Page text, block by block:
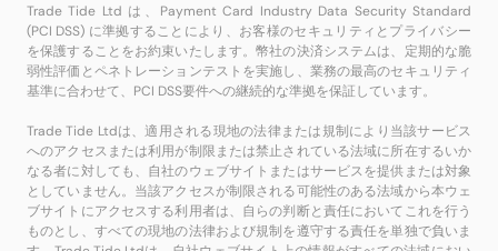
Trade Tide Ltd は、Payment Card Industry Data Security Standard
(PCI DSS) に準拠することにより、お客様のセキュリティとプライバシー
を保護することをお約束いたします。幣社の決済システムは、定期的な脆
弱性評価とペネトレーションテストを実施し、業務の最高のセキュリティ
基準に合わせて、PCI DSS要件への継続的な準拠を保証しています。
Trade Tide Ltdは、適用される現地の法律または規制により当該サービス
へのアクセスまたは利用が制限または禁止されている法域に所在するいか
なる者に対しても、自社のウェブサイトまたはサービスを提供または対象
としていません。当該アクセスが制限される可能性のある法域から本ウェ
ブサイトにアクセスする利用者は、自らの判断と責任においてこれを行う
ものとし、すべての現地の法律および規制を遵守する責任を単独で負いま